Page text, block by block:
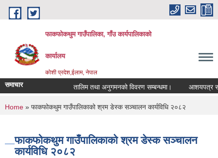
Skip to main content
फाकफोकथुम गाउँपालिका, गाँउ कार्यपालिकाको
कार्यालय
कोशी प्रदेश,ईलाम, नेपाल
समाचार तालिम तथा अनुगमनको विवरण सम्बन्धमा। आशयपत्र
You are here
Home » फाकफोकथुम गाउँपालिकाको श्रम डेस्क सञ्चालन कार्यविधि २०८२
फाकफोकथुम गाउँपालिकाको श्रम डेस्क सञ्चालन
कार्यविधि २०८२